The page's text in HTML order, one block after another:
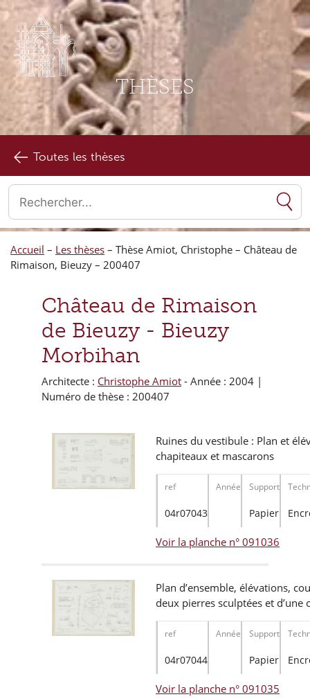
THÈSES
Toutes les thèses
Quand les résultats de l'auto-complétion sont disponibles,
Accueil – Les thèses – Thèse Amiot, Christophe – Château de
Rimaison, Bieuzy – 200407
Château de Rimaison
de Bieuzy - Bieuzy
Morbihan
Architecte : Christophe Amiot - Année : 2004 |
Numéro de thèse : 200407
Ruines du vestibule : Plan et
chapiteaux et mascarons
ref Année Support
04r07043 Papier
Voir la planche n° 091036
Plan d’ensemble, élévations,
deux pierres sculptées et d’une
ref Année Support
04r07044 Papier
Voir la planche n° 091035